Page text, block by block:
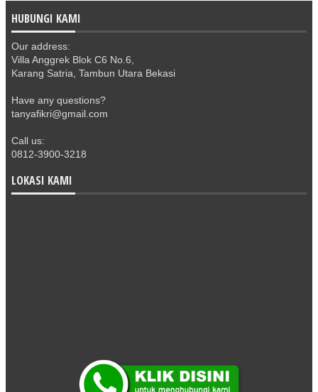
HUBUNGI KAMI
Our address:
Villa Anggrek Blok C6 No.6,
Karang Satria, Tambun Utara Bekasi
Have any questions?
tanyafikri@gmail.com
Call us:
0812-3900-3218
LOKASI KAMI